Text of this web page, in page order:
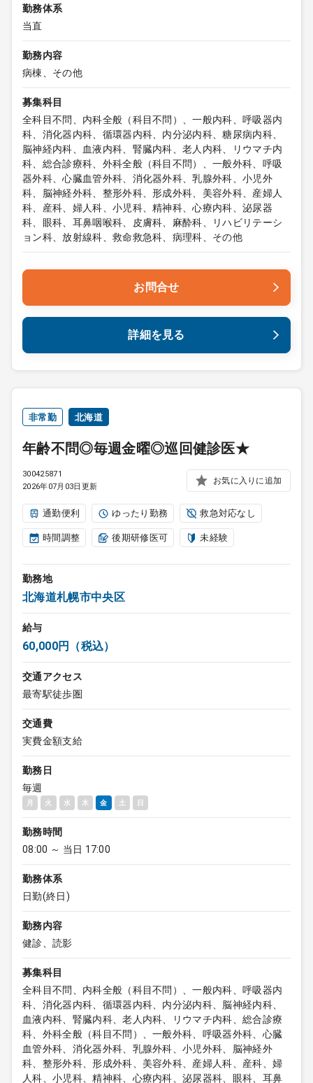
勤務体系
当直
勤務内容
病棟、その他
募集科目
全科目不問、内科全般（科目不問）、一般内科、呼吸器内
科、消化器内科、循環器内科、内分泌内科、糖尿病内科、
脳神経内科、血液内科、腎臓内科、老人内科、リウマチ内
科、総合診療科、外科全般（科目不問）、一般外科、呼吸
器外科、心臓血管外科、消化器外科、乳腺外科、小児外
科、脳神経外科、整形外科、形成外科、美容外科、産婦人
科、産科、婦人科、小児科、精神科、心療内科、泌尿器
科、眼科、耳鼻咽喉科、皮膚科、麻酔科、リハビリテーシ
ョン科、放射線科、救命救急科、病理科、その他
お問合せ
詳細を見る
非常勤 北海道
年齢不問◎毎週金曜◎巡回健診医★
300425871
2026年07月03日更新
お気に入りに追加
通勤便利 ゆったり勤務 救急対応なし
時間調整 後期研修医可 未経験
勤務地
北海道札幌市中央区
給与
60,000円（税込）
交通アクセス
最寄駅徒歩圏
交通費
実費金額支給
勤務日
毎週
月 火 水 木 金 土 日
勤務時間
08:00 ～ 当日 17:00
勤務体系
日勤(終日)
勤務内容
健診、読影
募集科目
全科目不問、内科全般（科目不問）、一般内科、呼吸器内
科、消化器内科、循環器内科、内分泌内科、脳神経内科、
血液内科、腎臓内科、老人内科、リウマチ内科、総合診療
科、外科全般（科目不問）、一般外科、呼吸器外科、心臓
血管外科、消化器外科、乳腺外科、小児外科、脳神経外
科、整形外科、形成外科、美容外科、産婦人科、産科、婦
人科、小児科、精神科、心療内科、泌尿器科、眼科、耳鼻